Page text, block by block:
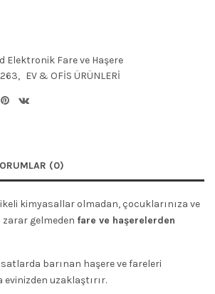
Elektronik Fare ve Haşere
EV & OFİS ÜRÜNLERİ
(0)
kimyasallar olmadan, çocuklarınıza ve
zarar gelmeden fare ve haşerelerden
barınan haşere ve fareleri
uzaklaştırır.